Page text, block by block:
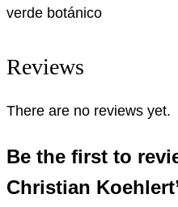
verde botánico
Reviews
There are no reviews yet.
Be the first to
Christian